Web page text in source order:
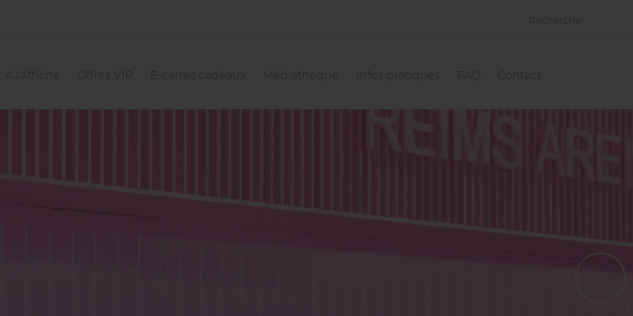
A l'Affiche
Offres VIP E-cartes cadeaux Médiathèque Infos pratiques FAQ Contact